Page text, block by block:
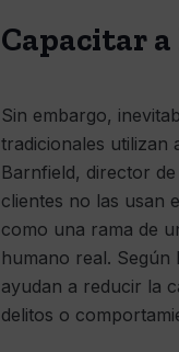
Capacitar
Sin embargo,
tradicionales utilizan
Barnfield, director
clientes no las usan
como una rama de
humano real. Según
ayudan a reducir la
delitos o